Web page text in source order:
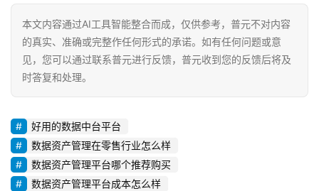
本文内容通过AI工具智能整合而成，仅供参考，普元不对内容
的真实、准确或完整作任何形式的承诺。如有任何问题或意
见，您可以通过联系普元进行反馈，普元收到您的反馈后将及
时答复和处理。
好用的数据中台平台
数据资产管理在零售行业怎么样
数据资产管理平台哪个推荐购买
数据资产管理平台成本怎么样